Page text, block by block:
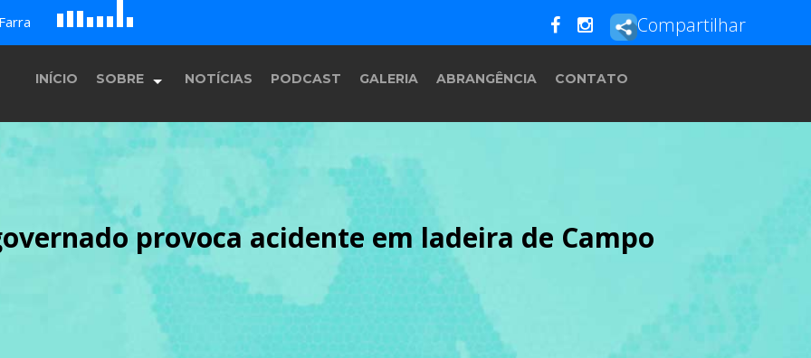
B c
E F G Compartilhar
INÍCIO SOBRE
História
Equipe
Programação
NOTÍCIAS PODCAST GALERIA ABRANGÊNCIA CONTATO
provoca acidente em ladeira de Campo